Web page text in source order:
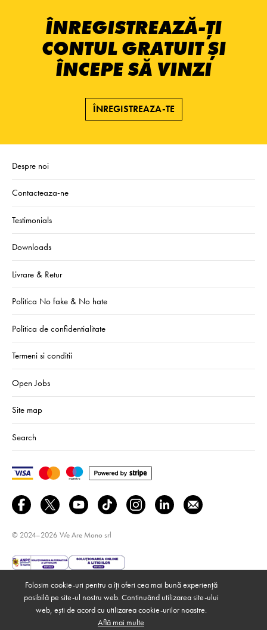
ÎNREGISTREAZĂ-ȚI
CONTUL GRATUIT ȘI
ÎNCEPE SĂ VINZI
ÎNREGISTREAZA-TE
Despre noi
Contacteaza-ne
Testimonials
Downloads
Livrare & Retur
Politica No fake & No hate
Politica de confidentialitate
Termeni si conditii
Open Jobs
Site map
Search
© 2024–2026 We Are Mono srl
Folosim cookie-uri pentru a îți oferi cea mai bună experiență
posibilă pe site-ul nostru web. Continuând utilizarea site-ului
web, ești de acord cu utilizarea cookie-urilor noastre.
Află mai multe